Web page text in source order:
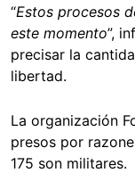
“Estos procesos
este momento”,
precisar la
libertad.
La organización
presos por
175 son militares.